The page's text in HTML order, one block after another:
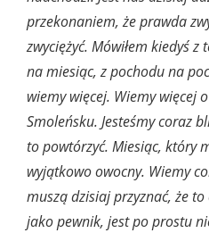
przekonaniem, że prawda
zwyciężyć. Mówiłem kiedyś
na miesiąc, z pochodu na
wiemy więcej. Wiemy więcej
Smoleńsku. Jesteśmy coraz
to powtórzyć. Miesiąc, który
wyjątkowo owocny. Wiemy
muszą dzisiaj przyznać, że
jako pewnik, jest po prostu